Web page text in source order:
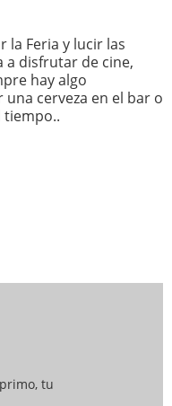
la Feria y lucir las
a disfrutar de cine,
hay algo
cerveza en el bar o
tiempo..
tu